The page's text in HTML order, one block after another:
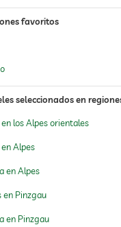
manicura
favoritos
seleccionados en
los Alpes orientales
Alpes
en Alpes
en Pinzgau
en Pinzgau